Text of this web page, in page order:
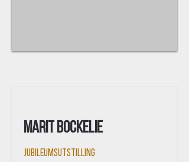
Marit Bockelie
Jubileumsutstilling